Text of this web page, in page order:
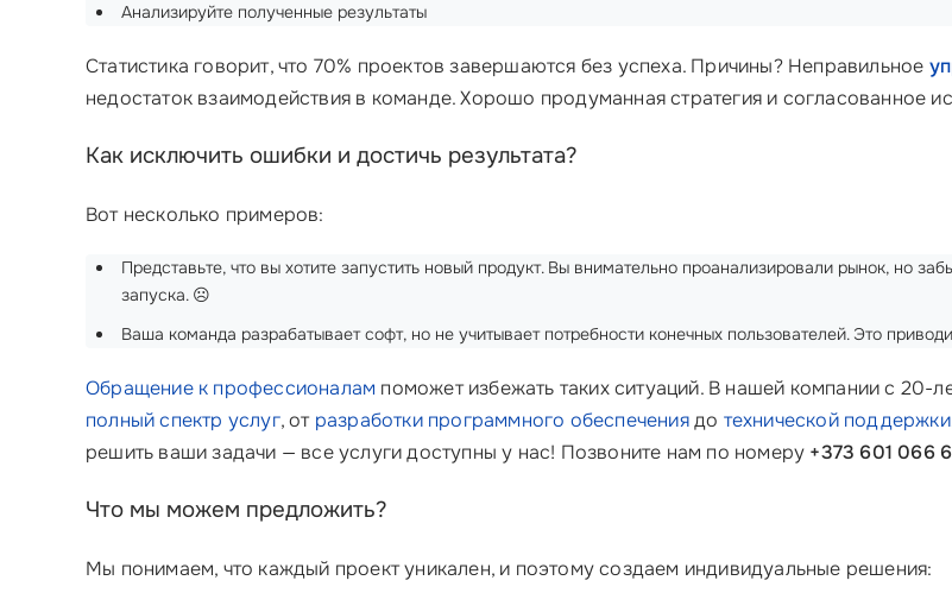
Анализируйте полученные результаты
Статистика говорит, что 70% проектов завершаются без успеха. Причины? Неправильное
недостаток взаимодействия в команде. Хорошо продуманная стратегия и согласованное
Как исключить ошибки и достичь результата?
Вот несколько примеров:
Представьте, что вы хотите запустить новый продукт. Вы внимательно проанализировали рынок, но
запуска. ☹️
Ваша команда разрабатывает софт, но не учитывает потребности конечных пользователей. Это
Обращение к профессионалам поможет избежать таких ситуаций. В нашей компании с 20-
полный спектр услуг, от разработки программного обеспечениядо технической поддержки
решить ваши задачи — все услуги доступны у нас! Позвоните нам по номеру +373 601 066
Что мы можем предложить?
Мы понимаем, что каждый проект уникален, и поэтому создаем индивидуальные решения: